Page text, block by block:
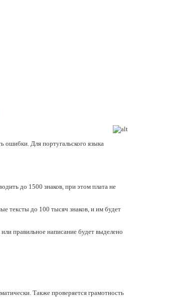
Для португальского языка
до 1500 знаков, при этом плата не
тексты до 100 тысяч знаков, и им будет
правильное написание будет выделено
Также проверяется грамотность